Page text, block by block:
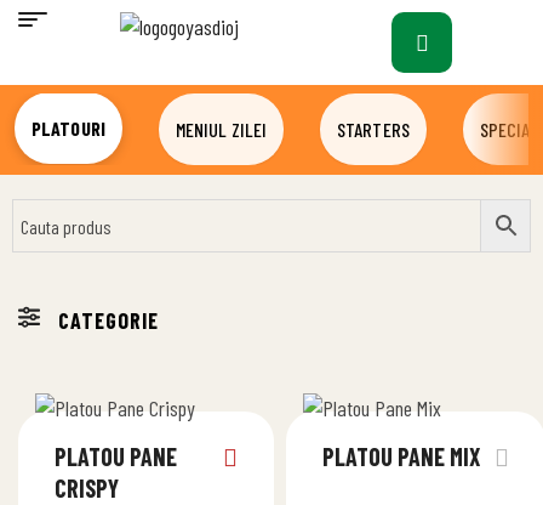
PLATOURI MENIUL ZILEI STARTERS
PLATOU PANE
CRISPY
PLATOU PANE MIX